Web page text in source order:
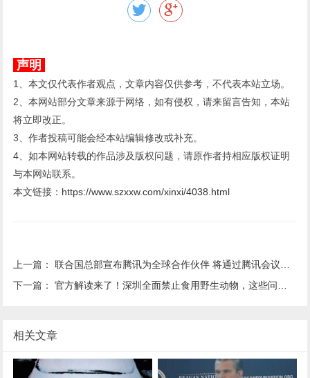
声明
1、本文仅代表作者观点，文章内容仅供参考，不代表本站立场。
2、本网站部分文章来源于网络，如有侵权，请来留言告知，本站
将立即改正。
3、作者投稿可能会经本站编辑修改或补充。
4、如本网站转载的作品涉及版权问题，请原作者持相应版权证明
与本网站联系。
本文链接： https://www.szxxw.com/xinxi/4038.html
上一篇：联合国总部宣布腾讯为全球合作伙伴 将通过腾讯会议等在线举办数千场会议
下一篇：官方解读来了！深圳全面禁止食用野生动物，这些问题你要知道
相关文章